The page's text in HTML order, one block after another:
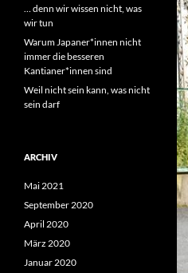
… denn wir wissen nicht, was
wir tun
Warum Japaner*innen nicht
immer die besseren
Kantianer*innen sind
Weil nicht sein kann, was nicht
sein darf
ARCHIV
Mai 2021
September 2020
April 2020
März 2020
Januar 2020